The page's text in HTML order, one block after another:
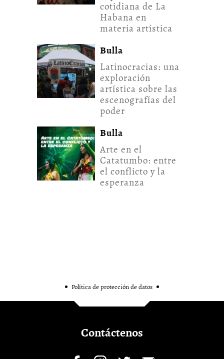
cotidiana de La
Habana en
materia artística
Bulla
Latinocracias: una
exploración
artística sobre las
escenografías del
poder
Bulla
Arte en el
Catatumbo: entre
el conflicto y la
esperanza
Política de protección de datos
Contáctenos